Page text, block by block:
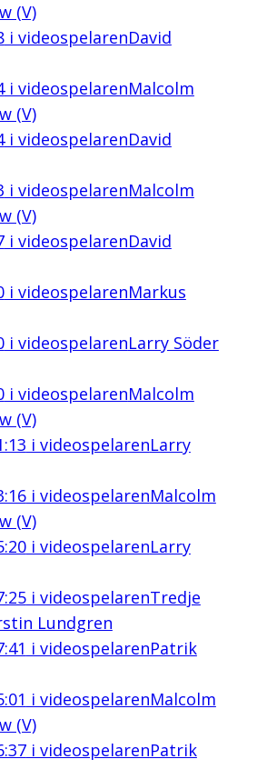
(V)
i videospelarenDavid
i videospelarenMalcolm
(V)
i videospelarenDavid
i videospelarenMalcolm
(V)
i videospelarenDavid
i videospelarenMarkus
i videospelarenLarry Söder
i videospelarenMalcolm
(V)
i videospelarenLarry
i videospelarenMalcolm
(V)
i videospelarenLarry
i videospelarenTredje
Lundgren
i videospelarenPatrik
i videospelarenMalcolm
(V)
i videospelarenPatrik